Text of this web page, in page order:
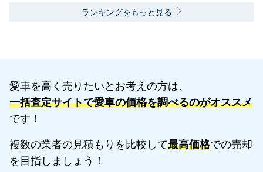
ランキングをもっと見る
愛車を高く売りたいとお考えの方は、
一括査定サイトで愛車の価格を調べるのがオススメ
です！
複数の業者の見積もりを比較して最高価格での売却
を目指しましょう！